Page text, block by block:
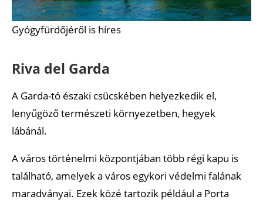
Gyógyfürdőjéről is híres
Riva del Garda
A Garda-tó északi csücskében helyezkedik el,
lenyűgöző természeti környezetben, hegyek
lábánál.
A város történelmi központjában több régi kapu is
található, amelyek a város egykori védelmi falának
maradványai. Ezek közé tartozik például a Porta